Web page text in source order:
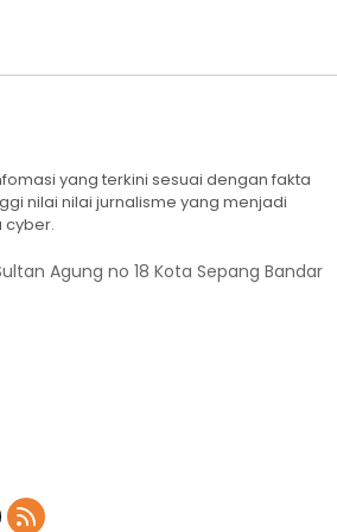
yang terkini sesuai dengan fakta
nilai nilai jurnalisme yang menjadi
cyber.
Agung no 18 Kota Sepang Bandar